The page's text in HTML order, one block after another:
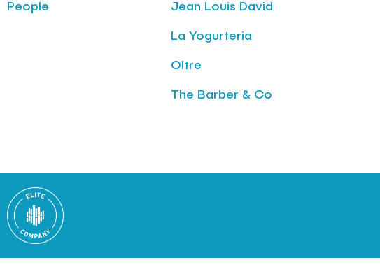
People Jean Louis David
La Yogurteria
Oltre
The Barber & Co